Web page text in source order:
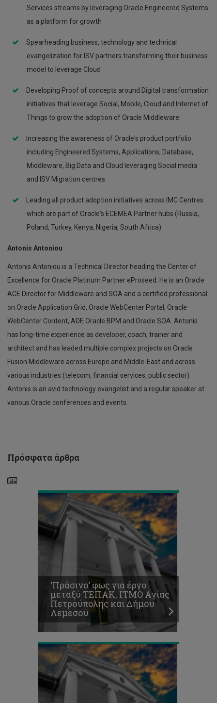
Services streams by leveraging Oracle Engineered Systems
as a platform for growth
Spearheading business, technology and technical
evangelization for ISV partners transforming their business
model to leverage Cloud
Developing Proof of concepts around Digital transformation
initiatives that leverage Social, Mobile, Cloud and Internet of
Things to grow the adoption of Oracle Middleware.
Increasing the awareness of Oracle's product portfolio
including Engineered Systems, Applications, Database,
Middleware, Big Data and Cloud leveraging Social media
and ISV Migration centres
Leading all product adoption initiatives across IMC Centres
which are part of Oracle's ECEMEA Partner hubs (Russia,
Poland, Turkey, Kenya, Nigeria, South Africa)
Antonis Antoniou
Antonis Antoniou is a Technical Director heading the Center of
Excellence for Oracle Platinum Partner eProseed. He is an Oracle
ACE Director for Middleware and SOA and a certified professional
on Oracle Application Grid, Oracle WebCenter Portal, Oracle
WebCenter Content, ADF, Oracle BPM and Oracle SOA. Antonis
has long-time experience as developer, coach, trainer and
architect and has leaded multiple complex projects on Oracle
Fusion Middleware across Europe and Middle-East and across
various industries (telecom, financial services, public sector).
Antonis is an avid technology evangelist and a regular speaker at
various Oracle conferences and events.
Πρόσφατα άρθρα
‘Πράσινο’
φως
για
έργο
μεταξύ
και
Δήμου
‘Πράσινο’ φως για έργο
μεταξύ ΤΕΠΑΚ, ΙΤΜΟ Aγίας
Πετρούπολης και Δήμου
Λεμεσού
Τρία
Βραβεία
στα
Environmental
Awards
και
Awards
2016
για
το
Τεχνολογικό
Οι
διακρίσεις
συνεχίζονται
Εδώ
φοιτούμε.